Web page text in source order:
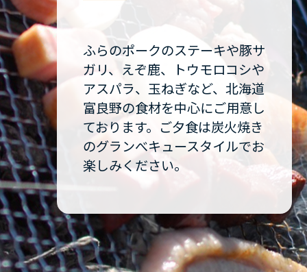
ふらのポークのステーキや豚サ
ガリ、えぞ鹿、トウモロコシや
アスパラ、玉ねぎなど、北海道
富良野の食材を中心にご用意し
ております。ご夕食は炭火焼き
のグランべキュースタイルでお
楽しみください。